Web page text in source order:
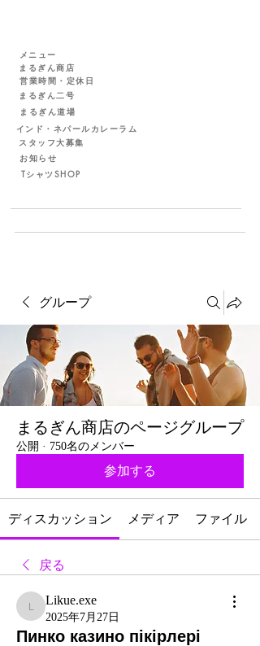
メニュー
まるぎん商店
営業時間・定休日
まるぎん二号
まるぎん道場
インド・ネパールカレーラム
スタッフ大募集
お知らせ
TシャツSHOP
グループ
まるぎん商店のページグループ
公開 · 750名のメンバー
参加する
ディスカッション メディア ファイル
戻る
Likue.exe
Likue.exe
2025年7月27日
Пинко казино пікірлері